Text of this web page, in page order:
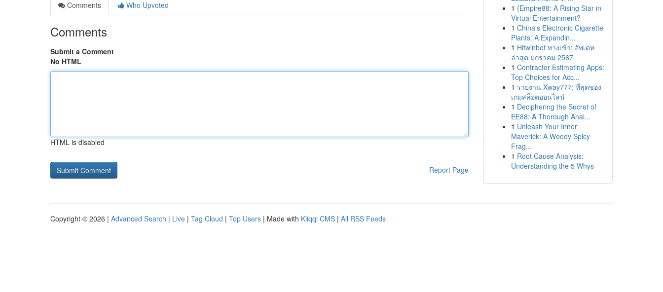
Comments
Who Upvoted
Comments
Submit a Comment
No HTML
HTML is disabled
Report Page
1 {Empire88: A Rising Star in
Virtual Entertainment?
1 China's Electronic Cigarette
Plants: A Expandin...
1 Hitwinbet ทางเข้า: อัพเดท
ล่าสุด มกราคม 2567
1 Contractor Estimating Apps:
Top Choices for Acc...
1 รายงาน Xway777: ที่สุดของ
เกมสล็อตออนไลน์
1 Deciphering the Secret of
EE88: A Thorough Anal...
1 Unleash Your Inner
Maverick: A Woody Spicy
Frag...
1 Root Cause Analysis:
Understanding the 5 Whys
Copyright © 2026 | Advanced Search | Live | Tag Cloud | Top Users | Made with Kliqqi CMS | All RSS Feeds